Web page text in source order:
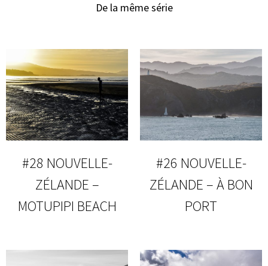
De la même série
#28 NOUVELLE-
ZÉLANDE –
MOTUPIPI BEACH
#26 NOUVELLE-
ZÉLANDE – À BON
PORT